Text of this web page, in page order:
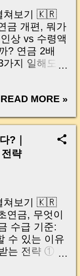
요일 오후 3
고 그 자리에
황이 있었습니
니다. “내 대출
“매도인이 대
모든 불안,
엇을 꼭 준비
아주 쉽게 풀어
로 이해하시면,
라 “내 집을
습니다. |
쳐보기 🇰🇷
금 개편, 뭐가
상 vs 수령액
? 연금 2배
지 일해도
금 당장 해야
산’입니다
in
vs
It? 3
Even
Rules
You
You
Conclusion:
Retirement
READ MORE »
?｜
략
쳐보기 🇰🇷
연금, 무엇이
수급 기준:
수 있는 이유
는 전략 ① 조